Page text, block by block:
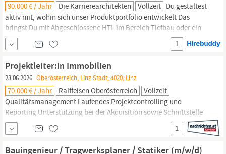
90.000 € / Jahr Die Karrierearchitekten Vollzeit Du gestaltest
aktiv mit, wohin sich unser Produktportfolio entwickelt Das
bringst Du mit Abgeschlossene HTL im Bereich Tiefbau oder ein
Studium der Bautechnik / des
Fundiertes
Wissen über Baustoffe – insbesondere Beton und Stahl Know-how
Deltablocks oder vergleichbaren...
1
Projektleiter:in Immobilien
23.06.2026 Oberösterreich, Linz Stadt, 4020, Linz
70.000 € / Jahr Raiffeisen Oberösterreich
Vollzeit
Qualitätsmanagement Laufendes Projektcontrolling und
Reporting Unterstützung bei der Akquisition sowie Schnittstelle
für interne und externe Projektbeteiligte WOMIT SIE UNS
BEGEISTERN Abgeschlossene technische und/oder
wirtschaftliche Ausbildung z.B.:
Bauingenieurwesen,
Architektur,
1
Bauingenieur / Tragwerksplaner / Statiker (m/w/d)